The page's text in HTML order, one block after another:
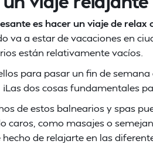
es hacer un viaje de relax
va a estar de vacaciones en
están relativamente vacíos.
para pasar un fin de
dos cosas fundamentales
de estos balnearios y spas
caros, como masajes o
de relajarte en las